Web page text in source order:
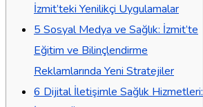
İzmit’teki Yenilikçi Uygulamalar
5 Sosyal Medya ve Sağlık: İzmit’te
Eğitim ve Bilinçlendirme
Reklamlarında Yeni Stratejiler
6 Dijital İletişimle Sağlık Hizmetleri: